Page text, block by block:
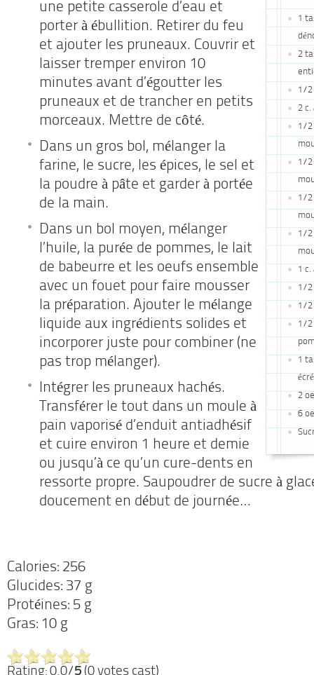
1
2
1/2
2 c.
1/2
1/2
1/2
1/2
1 c.
1/2
1/2
1/2
1
2
6
une petite casserole d’eau et
porter à ébullition. Retirer du feu
et ajouter les pruneaux. Couvrir et
laisser tremper environ 10
minutes avant d’égoutter les
pruneaux et de trancher en petits
morceaux. Mettre de côté.
Dans un gros bol, mélanger la
farine, le sucre, les épices, le sel et
la poudre à pâte et garder à portée
de la main.
Dans un bol moyen, mélanger
l’huile, la purée de pommes, le lait
de babeurre et les oeufs ensemble
avec un fouet pour faire mousser
la préparation. Ajouter le mélange
liquide aux ingrédients solides et
incorporer juste pour combiner (ne
pas trop mélanger).
Intégrer les pruneaux hachés.
Transférer le tout dans un moule à
pain vaporisé d’enduit antiadhésif
et cuire environ 1 heure et demie
ou jusqu’à ce qu’un cure-dents en
ressorte propre. Saupoudrer de sucre à
doucement en début de journée…
Calories: 256
Glucides: 37 g
Protéines: 5 g
Gras: 10 g
Rating: 0.0/5 (0 votes cast)